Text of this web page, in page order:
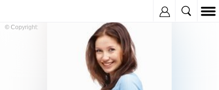
© Copyright: